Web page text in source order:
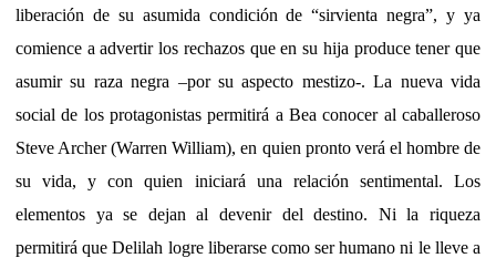
liberación de su asumida condición de “sirvienta negra”, y ya
comience a advertir los rechazos que en su hija produce tener que
asumir su raza negra –por su aspecto mestizo-. La nueva vida
social de los protagonistas permitirá a Bea conocer al caballeroso
Steve Archer (Warren William), en quien pronto verá el hombre de
su vida, y con quien iniciará una relación sentimental. Los
elementos ya se dejan al devenir del destino. Ni la riqueza
permitirá que Delilah logre liberarse como ser humano ni le lleve a